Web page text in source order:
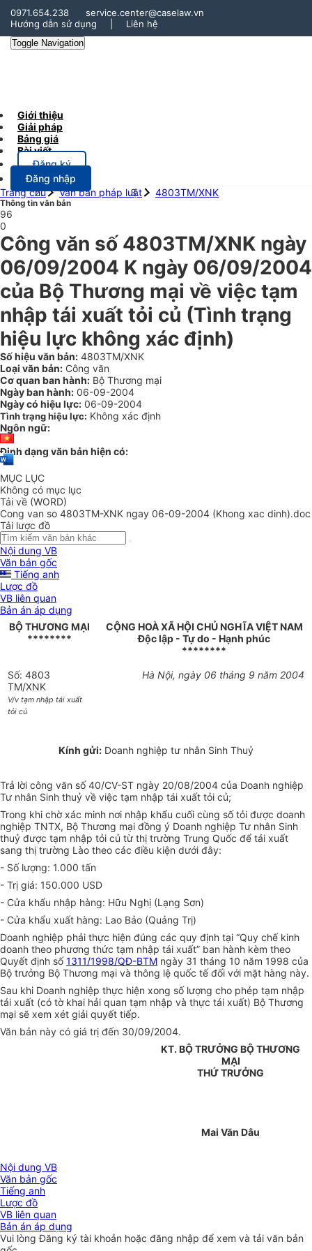
0971.654.238
service.center@caselaw.vn
Hướng dẫn sử dụng
Liên hệ
Toggle Navigation
Giới thiệu
Giải pháp
Bảng giá
Bài viết
Đăng ký
Đăng nhập
Trang chủ
Văn bản pháp luật 4803TM/XNK
Thông tin văn bản
96
0
Công văn số 4803TM/XNK ngày
06/09/2004 K ngày 06/09/2004
của Bộ Thương mại về việc tạm
nhập tái xuất tỏi củ (Tình trạng
hiệu lực không xác định)
Số hiệu văn bản: 4803TM/XNK
Loại văn bản: Công văn
Cơ quan ban hành: Bộ Thương mại
Ngày ban hành: 06-09-2004
Ngày có hiệu lực: 06-09-2004
Tình trạng hiệu lực: Không xác định
Ngôn ngữ:
Định dạng văn bản hiện có:
MỤC LỤC
Không có mục lục
Tải về (WORD)
Cong van so 4803TM-XNK ngay 06-09-2004 (Khong xac dinh).doc
Tải lược đồ
Nội dung VB
Văn bản gốc
Tiếng anh
Lược đồ
VB liên quan
Bản án áp dụng
BỘ THƯƠNG MẠI
********
CỘNG HOÀ XÃ HỘI CHỦ NGHĨA VIỆT NAM
Độc lập - Tự do - Hạnh phúc
********
Số: 4803
TM/XNK
V/v tạm nhập tái xuất
tỏi củ
Hà Nội, ngày 06 tháng 9 năm 2004
Kính gửi: Doanh nghiệp tư nhân Sinh Thuỷ
Trả lời công văn số 40/CV-ST ngày 20/08/2004 của Doanh nghiệp
Tư nhân Sinh thuỷ về việc tạm nhập tái xuất tỏi củ;
Trong khi chờ xác minh nơi nhập khẩu cuối cùng số tỏi được doanh
nghiệp TNTX, Bộ Thương mại đồng ý Doanh nghiệp Tư nhân Sinh
thuỷ được tạm nhập tỏi củ từ thị trường Trung Quốc để tái xuất
sang thị trường Lào theo các điều kiện dưới đây:
- Số lượng: 1.000 tấn
- Trị giá: 150.000 USD
- Cửa khẩu nhập hàng: Hữu Nghị (Lạng Sơn)
- Cửa khẩu xuất hàng: Lao Bảo (Quảng Trị)
Doanh nghiệp phải thực hiện đúng các quy định tại “Quy chế kinh
doanh theo phương thức tạm nhập tái xuất” ban hành kèm theo
Quyết định số1311/1998/QĐ-BTM ngày 31 tháng 10 năm 1998 của
Bộ trưởng Bộ Thương mại và thông lệ quốc tế đối với mặt hàng này.
Sau khi Doanh nghiệp thực hiện xong số lượng cho phép tạm nhập
tái xuất (có tờ khai hải quan tạm nhập và thực tái xuất) Bộ Thương
mại sẽ xem xét giải quyết tiếp.
Văn bản này có giá trị đến 30/09/2004.
KT. BỘ TRƯỞNG BỘ THƯƠNG
MẠI
THỨ TRƯỞNG
Mai Văn Dâu
Nội dung VB
Văn bản gốc
Tiếng anh
Lược đồ
VB liên quan
Bản án áp dụng
Vui lòngĐăng ký tài khoản hoặc đăng nhập để xem và tải văn bản